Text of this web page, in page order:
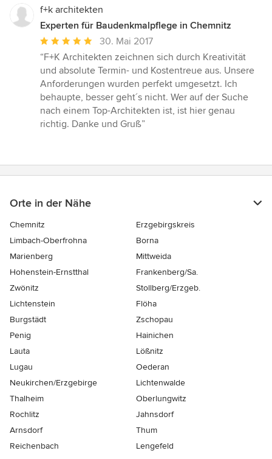
f+k architekten
Experten für Baudenkmalpflege in Chemnitz
Durchschnittliche
Bewertung:
5
von
5
Sternen
30. Mai 2017
“F+K Architekten zeichnen sich durch Kreativität
und absolute Termin- und Kostentreue aus. Unsere
Anforderungen wurden perfekt umgesetzt. Ich
behaupte, besser geht´s nicht. Wer auf der Suche
nach einem Top-Architekten ist, ist hier genau
richtig. Danke und Gruß”
Orte in der Nähe
Chemnitz
Erzgebirgskreis
Limbach-Oberfrohna
Borna
Marienberg
Mittweida
Hohenstein-Ernstthal
Frankenberg/Sa.
Zwönitz
Stollberg/Erzgeb.
Lichtenstein
Flöha
Burgstädt
Zschopau
Penig
Hainichen
Lauta
Lößnitz
Lugau
Oederan
Neukirchen/Erzgebirge
Lichtenwalde
Thalheim
Oberlungwitz
Rochlitz
Jahnsdorf
Arnsdorf
Thum
Reichenbach
Lengefeld